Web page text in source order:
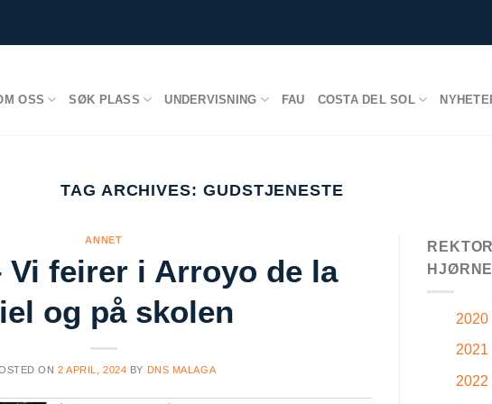
OSS SØK PLASS UNDERVISNING FAU COSTA DEL SOL
TAG ARCHIVES: GUDSTJENESTE
ANNET
Vi feirer i Arroyo de la
og på skolen
ON2 APRIL, 2024 BY DNS MALAGA
HJØRNE
2020
2021
2022